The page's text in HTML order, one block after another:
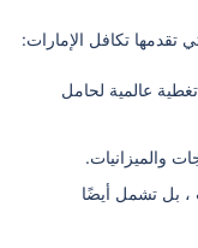
تقدمها تكافل الإمارات:
عالمية لحامل
والميزانيات.
، بل تشمل أيضًا